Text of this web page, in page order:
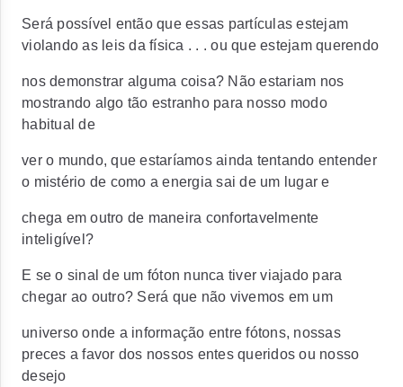
Será possível então que essas partículas estejam
violando as leis da física . . . ou que estejam querendo
nos demonstrar alguma coisa? Não estariam nos
mostrando algo tão estranho para nosso modo
habitual de
ver o mundo, que estaríamos ainda tentando entender
o mistério de como a energia sai de um lugar e
chega em outro de maneira confortavelmente
inteligível?
E se o sinal de um fóton nunca tiver viajado para
chegar ao outro? Será que não vivemos em um
universo onde a informação entre fótons, nossas
preces a favor dos nossos entes queridos ou nosso
desejo